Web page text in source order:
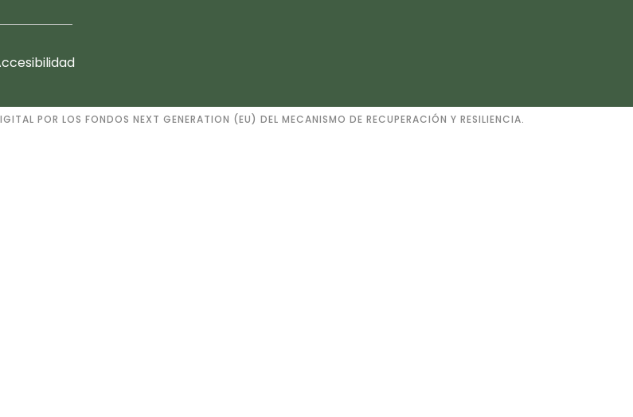
POR LOS FONDOS NEXT GENERATION (EU) DEL MECANISMO DE RECUPERACIÓN Y RESILIENCIA.